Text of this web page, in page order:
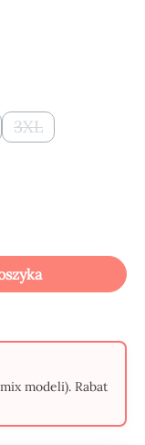
jest obecnie
3XL
(Ta opcja jest
ilość
modeli). Rabat